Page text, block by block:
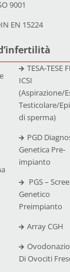
9001
EN 15224
TESA-TESE
ICSI
(Aspirazione/
Testicolare/
di sperma)
PGD
Genetica Pre-
impianto
PGS –
Genetico
Preimpianto
Array CGH
Di Ovociti